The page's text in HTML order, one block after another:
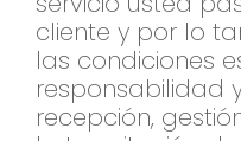
cliente y por lo
las condiciones
responsabilidad
recepción,